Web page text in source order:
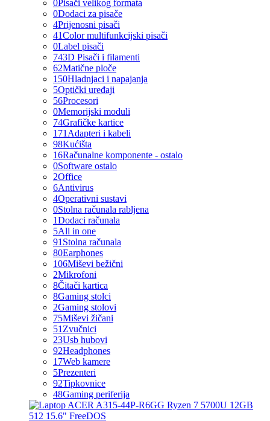
0Pisači velikog formata
0Dodaci za pisače
4Prijenosni pisači
41Color multifunkcijski pisači
0Label pisači
743D Pisači i filamenti
62Matične ploče
150Hladnjaci i napajanja
5Optički uređaji
56Procesori
0Memorijski moduli
74Grafičke kartice
171 Adapteri i kabeli
98Kućišta
16Računalne komponente - ostalo
0Software ostalo
2Office
6Antivirus
4Operativni sustavi
0Stolna računala rabljena
1Dodaci računala
5All in one
91 Stolna računala
80Earphones
106Miševi bežični
2Mikrofoni
8Čitači kartica
8Gaming stolci
2Gaming stolovi
75Miševi žičani
51 Zvučnici
23Usb hubovi
92Headphones
17Web kamere
5Prezenteri
92Tipkovnice
48Gaming periferija